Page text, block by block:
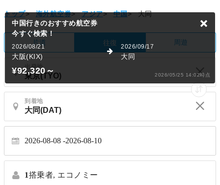
トップ> 海外航空券> アジア> 中国> 大同
片道 往復 周遊
出発地
到着地
2026-08-08 2026-08-10
1搭乗者, エコノミー
中国行きのおすすめ航空券
今すぐ検索！
2026/08/21
大阪(KIX)
2026/09/17
大同
¥92,320～ 2026/05/25 14:02時点